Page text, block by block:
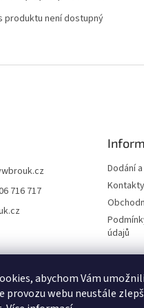
abychom Vám
provozu webu neustále
produktu není dostupný
716 717
Dodání
Kontakty
údajů